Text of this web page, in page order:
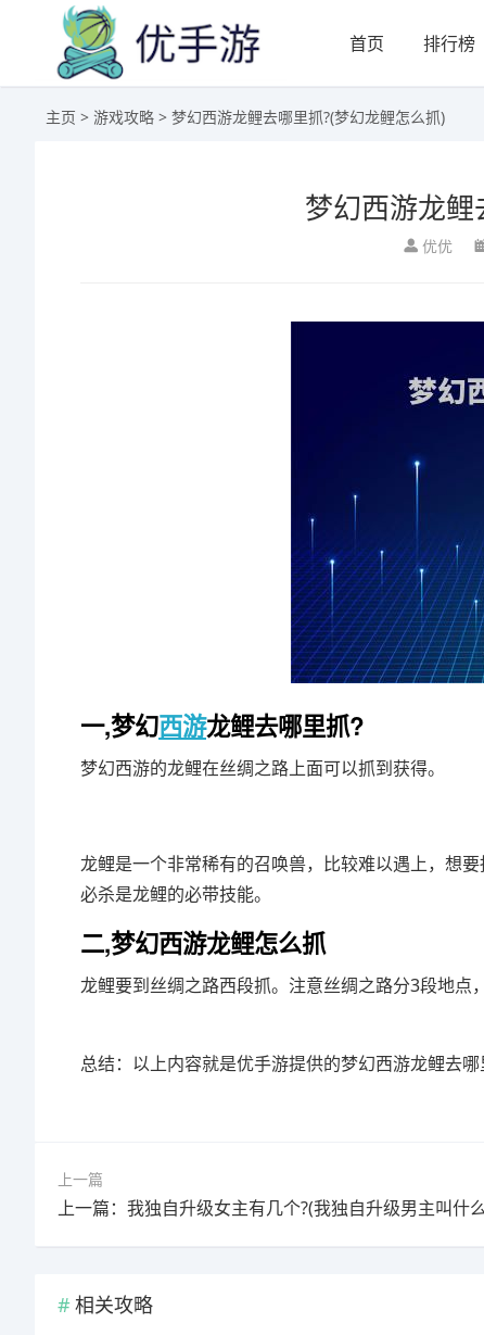
首页 排行榜
主页 > 游戏攻略 > 梦幻西游龙鲤去哪里抓?(梦幻龙鲤怎么抓)
梦幻西游龙
优优
一,梦幻西游龙鲤去哪里抓?
梦幻西游的龙鲤在丝绸之路上面可以抓到获得。
龙鲤是一个非常稀有的召唤兽，比较难以遇上，想
必杀是龙鲤的必带技能。
二,梦幻西游龙鲤怎么抓
龙鲤要到丝绸之路西段抓。注意丝绸之路分3段地点
总结：以上内容就是优手游提供的梦幻西游龙鲤去
上一篇
上一篇：我独自升级女主有几个?(我独自升级男主叫什
相关攻略